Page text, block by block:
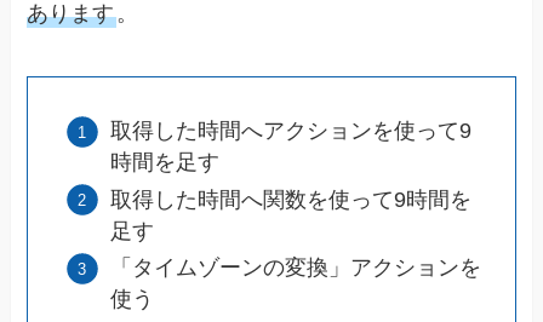
あります。
取得した時間へアクションを使って9
時間を足す
取得した時間へ関数を使って9時間を
足す
「タイムゾーンの変換」アクションを
使う